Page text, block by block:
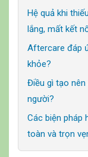
Hệ quả khi
lắng, mất kết
Aftercare đáp
khỏe?
Điều gì tạo
người?
Các biện pháp
toàn và trọn